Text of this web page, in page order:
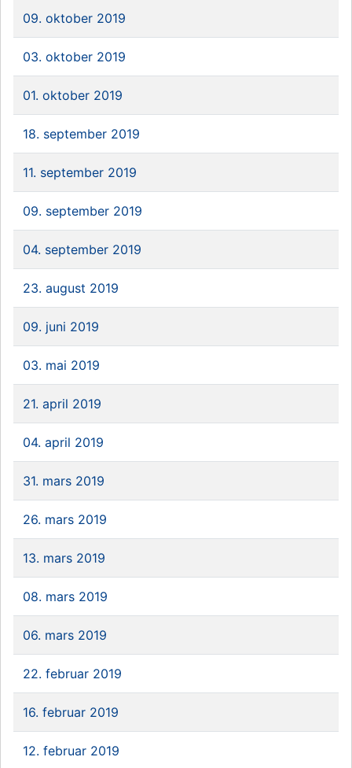
09. oktober 2019
03. oktober 2019
01. oktober 2019
18. september 2019
11. september 2019
09. september 2019
04. september 2019
23. august 2019
09. juni 2019
03. mai 2019
21. april 2019
04. april 2019
31. mars 2019
26. mars 2019
13. mars 2019
08. mars 2019
06. mars 2019
22. februar 2019
16. februar 2019
12. februar 2019